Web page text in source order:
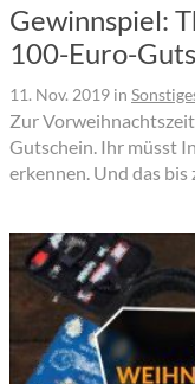
Gewinnspiel:
100-Euro-
11. Nov. 2019 in
Zur
Gutschein. Ihr müsst
erkennen. Und das